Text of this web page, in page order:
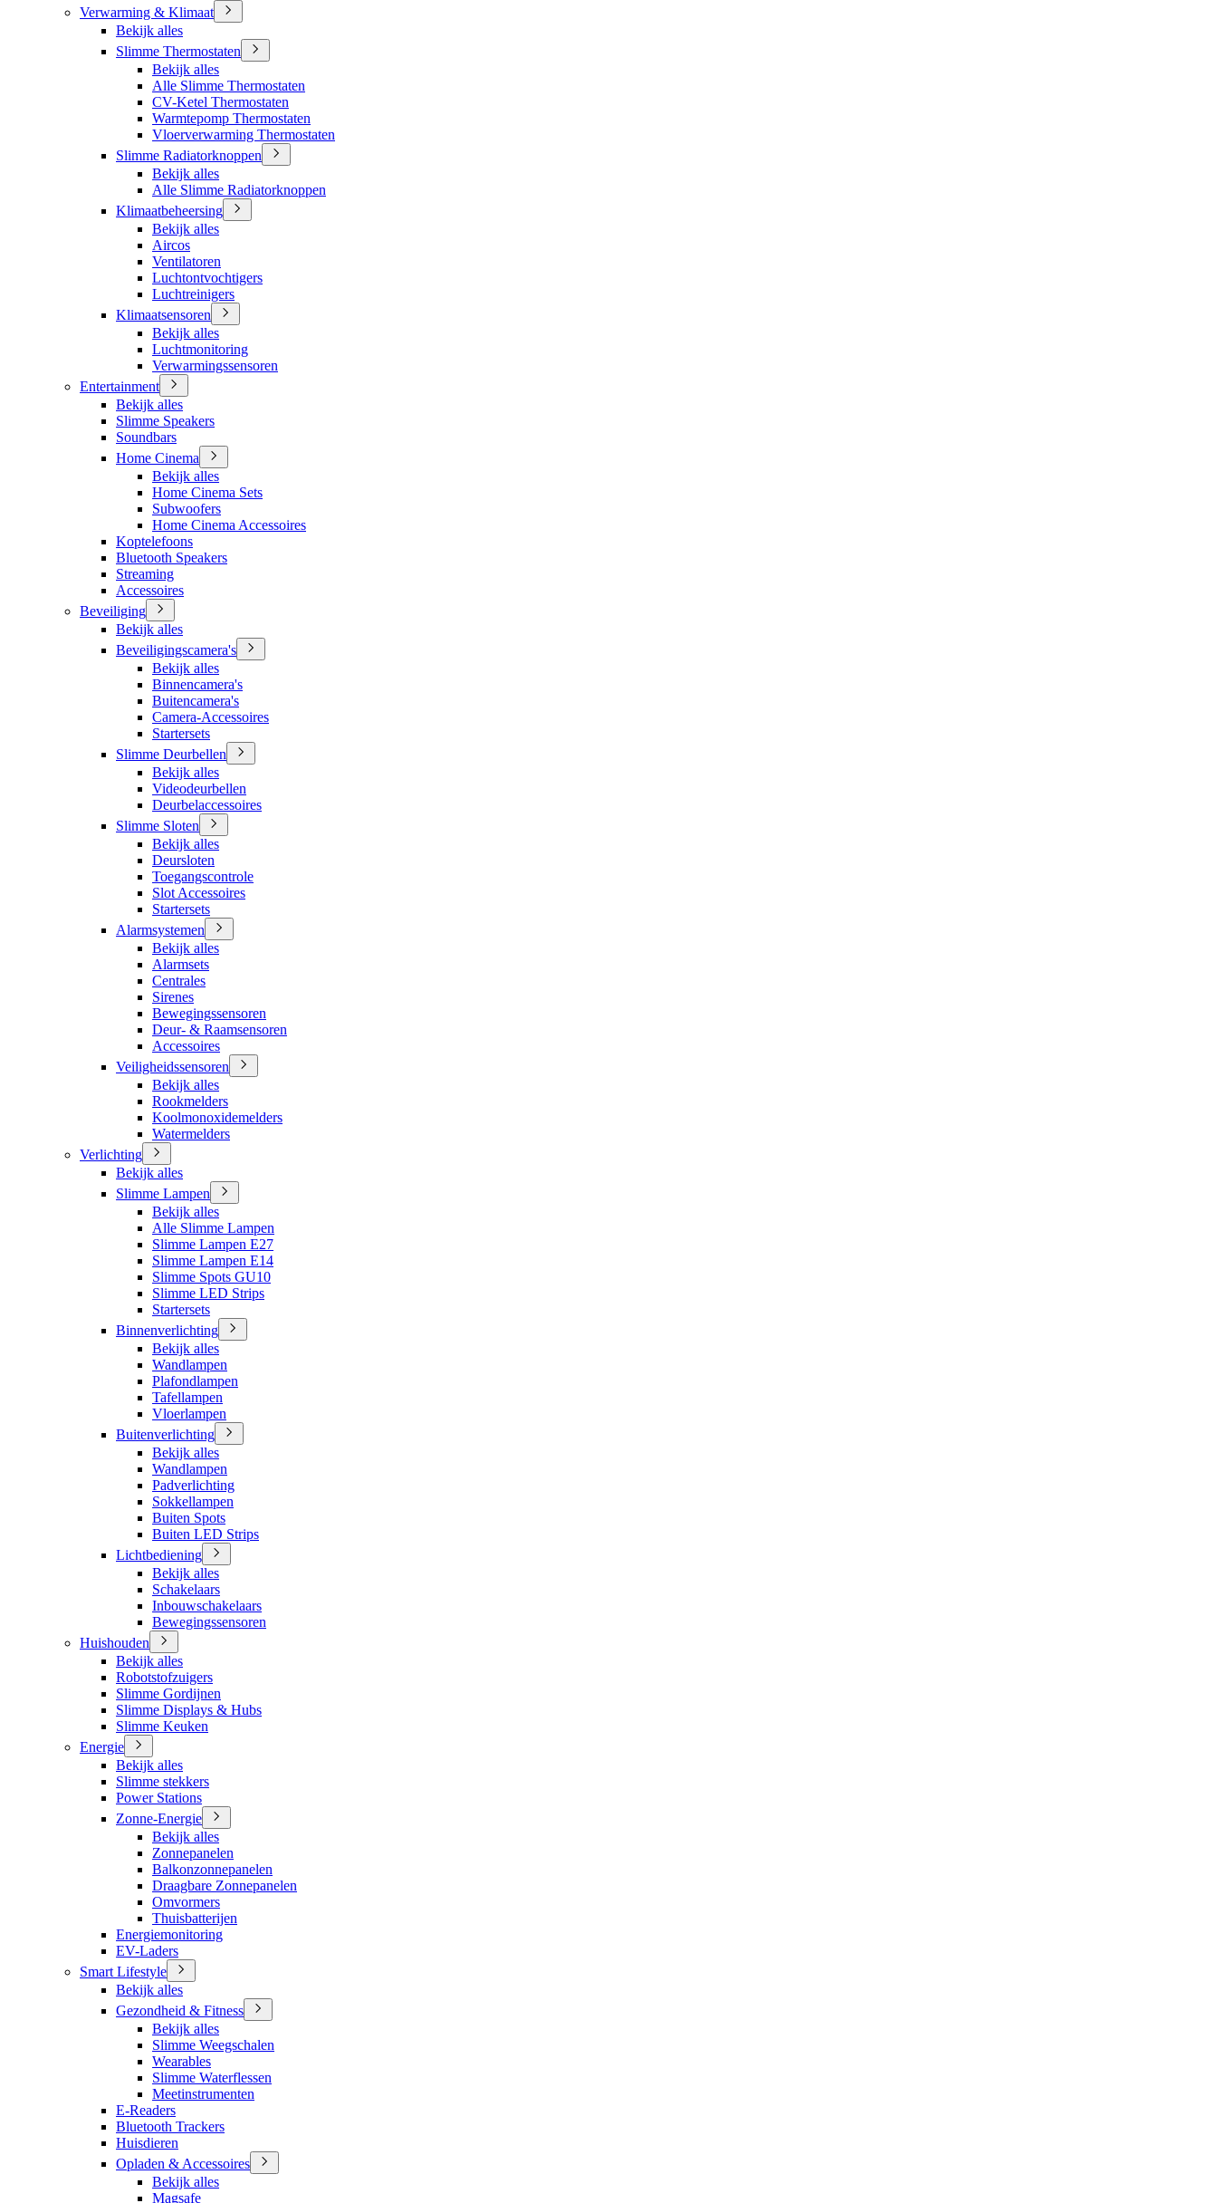
Verwarming & Klimaat
Bekijk alles
Slimme Thermostaten
Bekijk alles
Alle Slimme Thermostaten
CV-Ketel Thermostaten
Warmtepomp Thermostaten
Vloerverwarming Thermostaten
Slimme Radiatorknoppen
Bekijk alles
Alle Slimme Radiatorknoppen
Klimaatbeheersing
Bekijk alles
Aircos
Ventilatoren
Luchtontvochtigers
Luchtreinigers
Klimaatsensoren
Bekijk alles
Luchtmonitoring
Verwarmingssensoren
Entertainment
Bekijk alles
Slimme Speakers
Soundbars
Home Cinema
Bekijk alles
Home Cinema Sets
Subwoofers
Home Cinema Accessoires
Koptelefoons
Bluetooth Speakers
Streaming
Accessoires
Beveiliging
Bekijk alles
Beveiligingscamera's
Bekijk alles
Binnencamera's
Buitencamera's
Camera-Accessoires
Startersets
Slimme Deurbellen
Bekijk alles
Videodeurbellen
Deurbelaccessoires
Slimme Sloten
Bekijk alles
Deursloten
Toegangscontrole
Slot Accessoires
Startersets
Alarmsystemen
Bekijk alles
Alarmsets
Centrales
Sirenes
Bewegingssensoren
Deur- & Raamsensoren
Accessoires
Veiligheidssensoren
Bekijk alles
Rookmelders
Koolmonoxidemelders
Watermelders
Verlichting
Bekijk alles
Slimme Lampen
Bekijk alles
Alle Slimme Lampen
Slimme Lampen E27
Slimme Lampen E14
Slimme Spots GU10
Slimme LED Strips
Startersets
Binnenverlichting
Bekijk alles
Wandlampen
Plafondlampen
Tafellampen
Vloerlampen
Buitenverlichting
Bekijk alles
Wandlampen
Padverlichting
Sokkellampen
Buiten Spots
Buiten LED Strips
Lichtbediening
Bekijk alles
Schakelaars
Inbouwschakelaars
Bewegingssensoren
Huishouden
Bekijk alles
Robotstofzuigers
Slimme Gordijnen
Slimme Displays & Hubs
Slimme Keuken
Energie
Bekijk alles
Slimme stekkers
Power Stations
Zonne-Energie
Bekijk alles
Zonnepanelen
Balkonzonnepanelen
Draagbare Zonnepanelen
Omvormers
Thuisbatterijen
Energiemonitoring
EV-Laders
Smart Lifestyle
Bekijk alles
Gezondheid & Fitness
Bekijk alles
Slimme Weegschalen
Wearables
Slimme Waterflessen
Meetinstrumenten
E-Readers
Bluetooth Trackers
Huisdieren
Opladen & Accessoires
Bekijk alles
Magsafe